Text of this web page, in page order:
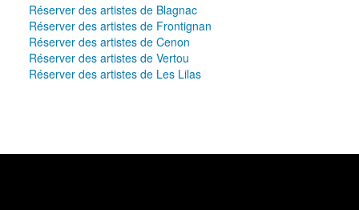
Réserver des artistes de Blagnac
Réserver des artistes de Frontignan
Réserver des artistes de Cenon
Réserver des artistes de Vertou
Réserver des artistes de Les Lilas